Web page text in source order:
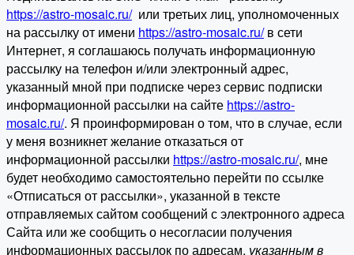
https://astro-mosaic.ru/или третьих лиц, уполномоченных
на рассылку от имени https://astro-mosaic.ru/в сети
Интернет, я соглашаюсь получать информационную
рассылку на телефон и/или электронный адрес,
указанный мной при подписке через сервис подписки
информационной рассылки на сайте https://astro-
mosaic.ru/. Я проинформирован о том, что в случае, если
у меня возникнет желание отказаться от
информационной рассылки https://astro-mosaic.ru/, мне
будет необходимо самостоятельно перейти по ссылке
«Отписаться от рассылки», указанной в тексте
отправляемых сайтом сообщений с электронного адреса
Сайта или же сообщить о несогласии получения
информационных рассылок по адресам, указанным в